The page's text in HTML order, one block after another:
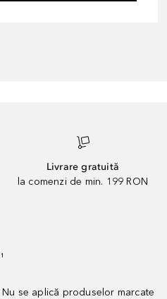
Livrare gratuită
la comenzi de min. 199 RON
Nu se aplică produselor marcate